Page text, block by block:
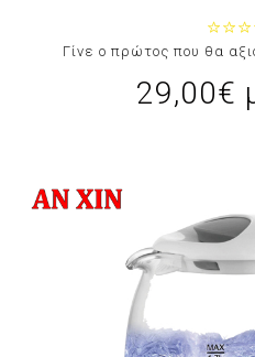
Γίνε ο πρώτος που θα
29,00€